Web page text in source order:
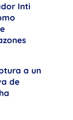
Inti
a un
de